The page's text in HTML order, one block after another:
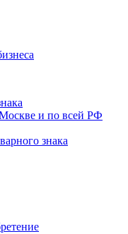
Москве и по всей РФ
знака